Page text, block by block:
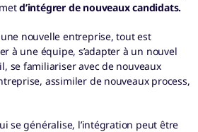
d’intégrer de nouveaux candidats.
une nouvelle entreprise, tout est
à une équipe, s’adapter à un nouvel
se familiariser avec de nouveaux
assimiler de nouveaux process,
se généralise, l’intégration peut être